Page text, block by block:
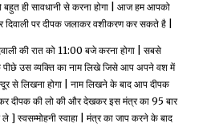
ही सावधानी से करना होगा | आज हम आपको
दिवाली पर दीपक जलाकर वशीकरण कर सकते है |
की रात को 11:00 बजे करना होगा | सबसे
उस व्यक्ति का नाम लिखे जिसे आप अपने वश में
से लिखना होगा | नाम लिखने के बाद आप दीपक
दीपक की लो की और देखकर इस मंत्र का 95 बार
] स्वसम्मोहनी स्वाहा | मंत्र का जाप करने के बाद